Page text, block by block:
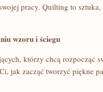
pracy.⁢ Quilting to
wzoru ‌i ściegu
którzy chcą rozpocząć
jak zacząć tworzyć ⁣piękne